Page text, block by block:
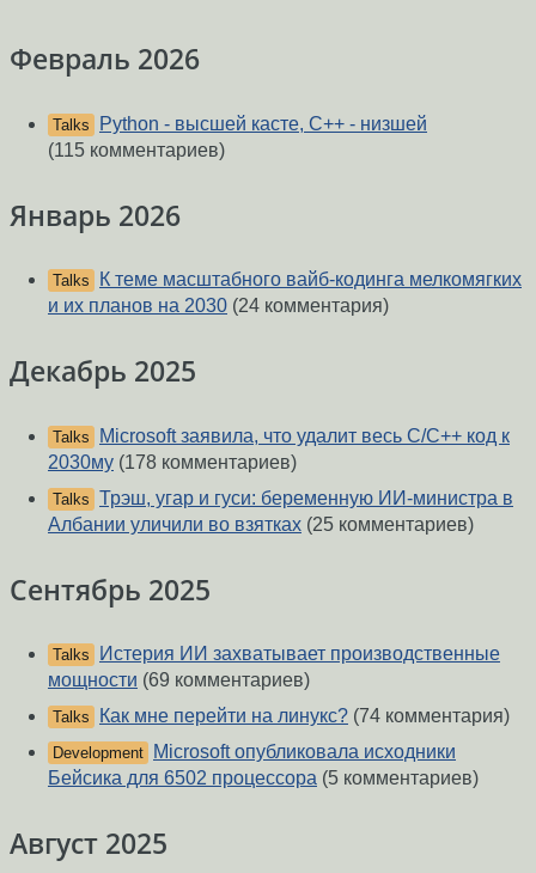
Февраль 2026
Talks
Python - высшей касте, C++ - низшей
(115 комментариев)
Январь 2026
Talks
К теме масштабного вайб-кодинга мелкомягких
и их планов на 2030 (24 комментария)
Декабрь 2025
Talks
Microsoft заявила, что удалит весь С/С++ код к
2030му (178 комментариев)
Talks Трэш, угар и гуси: беременную ИИ-министра в
Албании уличили во взятках (25 комментариев)
Сентябрь 2025
Talks
Истерия ИИ захватывает производственные
мощности (69 комментариев)
Talks Как мне перейти на линукс? (74 комментария)
Development
Microsoft опубликовала исходники
Бейсика для 6502 процессора (5 комментариев)
Август 2025